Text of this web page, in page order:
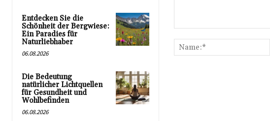
Entdecken Sie die
Schönheit der Bergwiese:
Ein Paradies für
Naturliebhaber
06.08.2026
Die Bedeutung
natürlicher Lichtquellen
für Gesundheit und
Wohlbefinden
06.08.2026